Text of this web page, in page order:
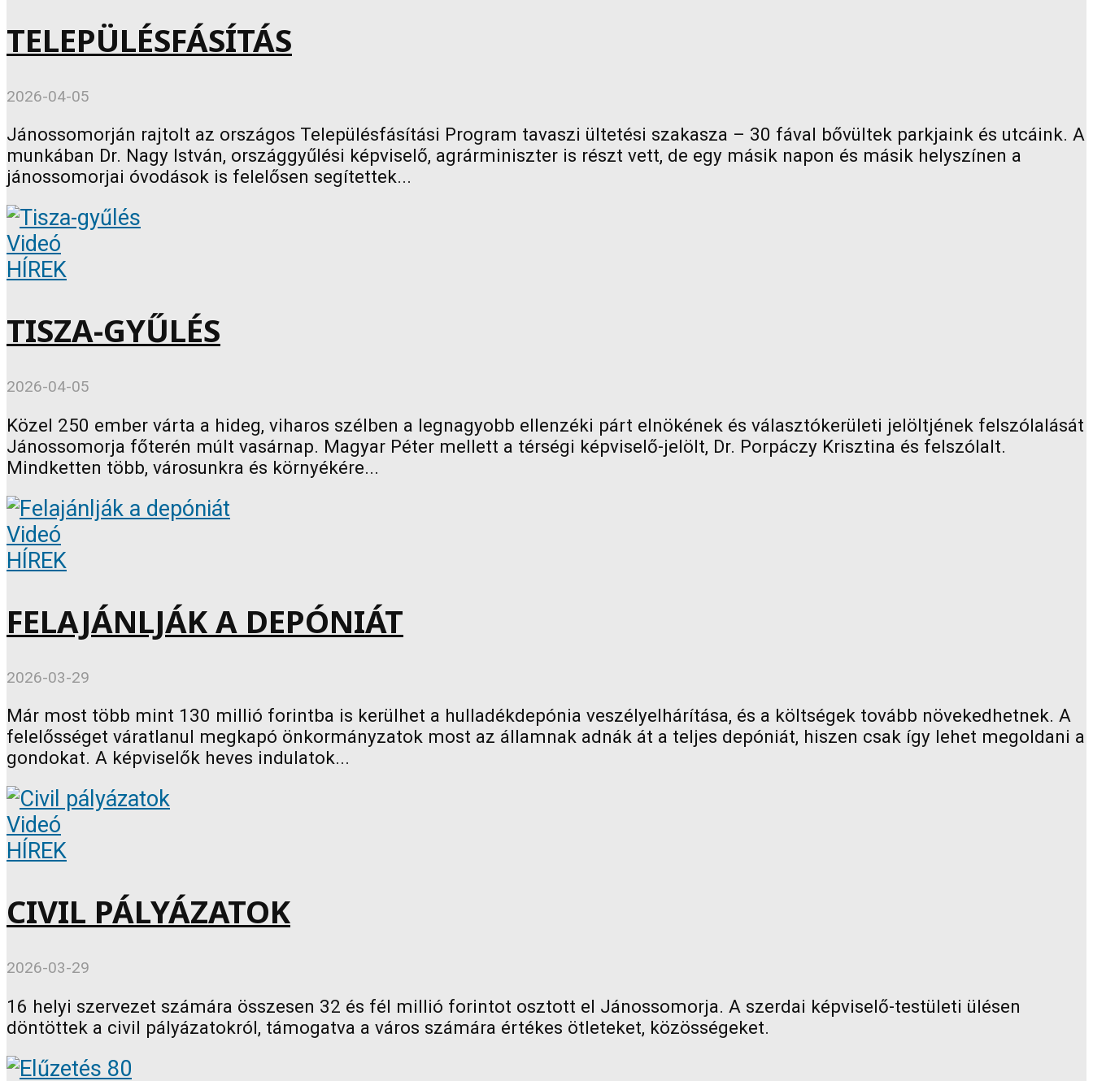
TELEPÜLÉSFÁSÍTÁS
2026-04-05
Jánossomorján rajtolt az országos Településfásítási Program tavaszi ültetési szakasza – 30 fával bővültek parkjaink és utcáink. A
munkában Dr. Nagy István, országgyűlési képviselő, agrárminiszter is részt vett, de egy másik napon és másik helyszínen a
jánossomorjai óvodások is felelősen segítettek...
Videó
HÍREK
TISZA-GYŰLÉS
2026-04-05
Közel 250 ember várta a hideg, viharos szélben a legnagyobb ellenzéki párt elnökének és választókerületi jelöltjének felszólalását
Jánossomorja főterén múlt vasárnap. Magyar Péter mellett a térségi képviselő-jelölt, Dr. Porpáczy Krisztina és felszólalt.
Mindketten több, városunkra és környékére...
Videó
HÍREK
FELAJÁNLJÁK A DEPÓNIÁT
2026-03-29
Már most több mint 130 millió forintba is kerülhet a hulladékdepónia veszélyelhárítása, és a költségek tovább növekedhetnek. A
felelősséget váratlanul megkapó önkormányzatok most az államnak adnák át a teljes depóniát, hiszen csak így lehet megoldani a
gondokat. A képviselők heves indulatok...
Videó
HÍREK
CIVIL PÁLYÁZATOK
2026-03-29
16 helyi szervezet számára összesen 32 és fél millió forintot osztott el Jánossomorja. A szerdai képviselő-testületi ülésen
döntöttek a civil pályázatokról, támogatva a város számára értékes ötleteket, közösségeket.